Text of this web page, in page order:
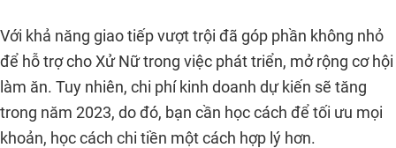
Với khả năng giao tiếp vượt trội đã góp phần không nhỏ
để hỗ trợ cho Xử Nữ trong việc phát triển, mở rộng cơ hội
làm ăn. Tuy nhiên, chi phí kinh doanh dự kiến sẽ tăng
trong năm 2023, do đó, bạn cần học cách để tối ưu mọi
khoản, học cách chi tiền một cách hợp lý hơn.